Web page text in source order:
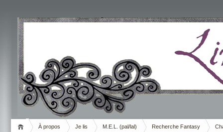
Livrement
À propos Je lis M.E.L. (pal/lal) Recherche Fantasy